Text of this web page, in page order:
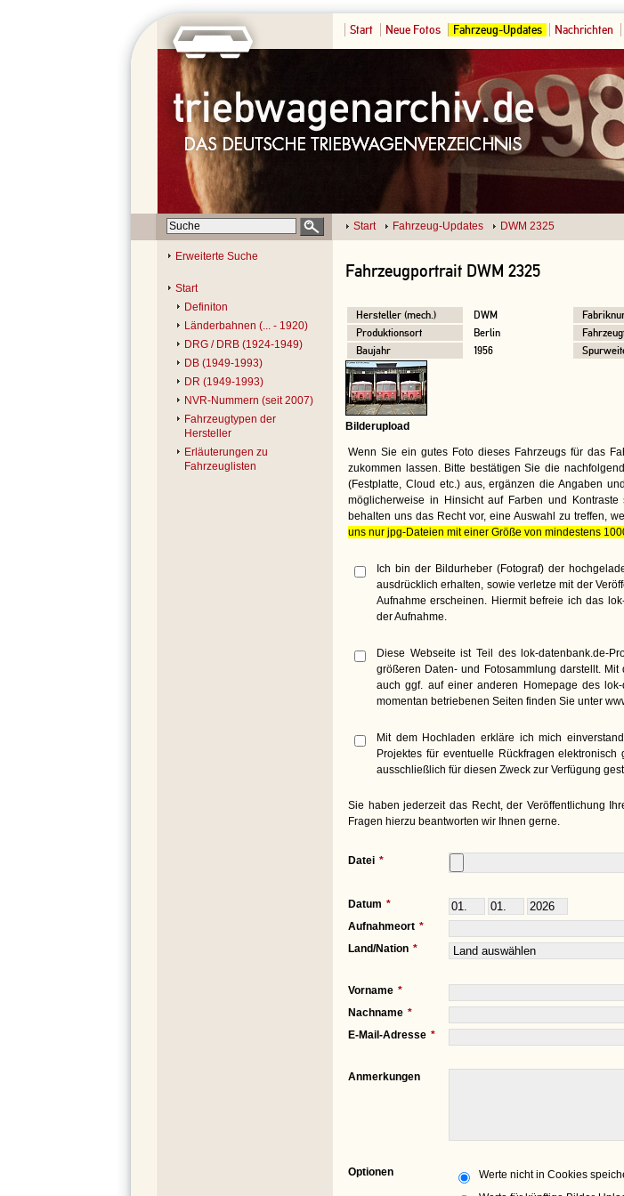
Start Neue Fotos Fahrzeug-Updates Nachrichten
Start Fahrzeug-Updates DWM 2325
Erweiterte Suche
Start
Definiton
Länderbahnen (... - 1920)
DRG / DRB (1924-1949)
DB (1949-1993)
DR (1949-1993)
NVR-Nummern (seit 2007)
Fahrzeugtypen der
Hersteller
Erläuterungen zu
Fahrzeuglisten
Fahrzeugportrait DWM 2325
Hersteller (mech.) DWM
Produktionsort
Berlin
Baujahr
1956
Bilderupload
Wenn Sie ein gutes Foto dieses Fahrzeugs für das
zukommen lassen. Bitte bestätigen Sie die
(Festplatte, Cloud etc.) aus, ergänzen die Angaben
möglicherweise in Hinsicht auf Farben und
behalten uns das Recht vor, eine Auswahl zu treffen,
uns nur jpg-Dateien mit einer Größe von mindestens
Ich bin der Bildurheber (Fotograf) der
ausdrücklich erhalten, sowie verletze mit der
Aufnahme erscheinen. Hiermit befreie ich das
der Aufnahme.
Diese Webseite ist Teil des lok-datenbank.de-
größeren Daten- und Fotosammlung darstellt.
auch ggf. auf einer anderen Homepage des
momentan betriebenen Seiten finden Sie unter
Mit dem Hochladen erkläre ich mich
Projektes für eventuelle Rückfragen
ausschließlich für diesen Zweck zur Verfügung
Sie haben jederzeit das Recht, der Veröffentlichung
Fragen hierzu beantworten wir Ihnen gerne.
Datei
Datum
Aufnahmeort
Land/Nation
Vorname
Nachname
E-Mail-Adresse
Anmerkungen
Optionen
Werte nicht in Cookies